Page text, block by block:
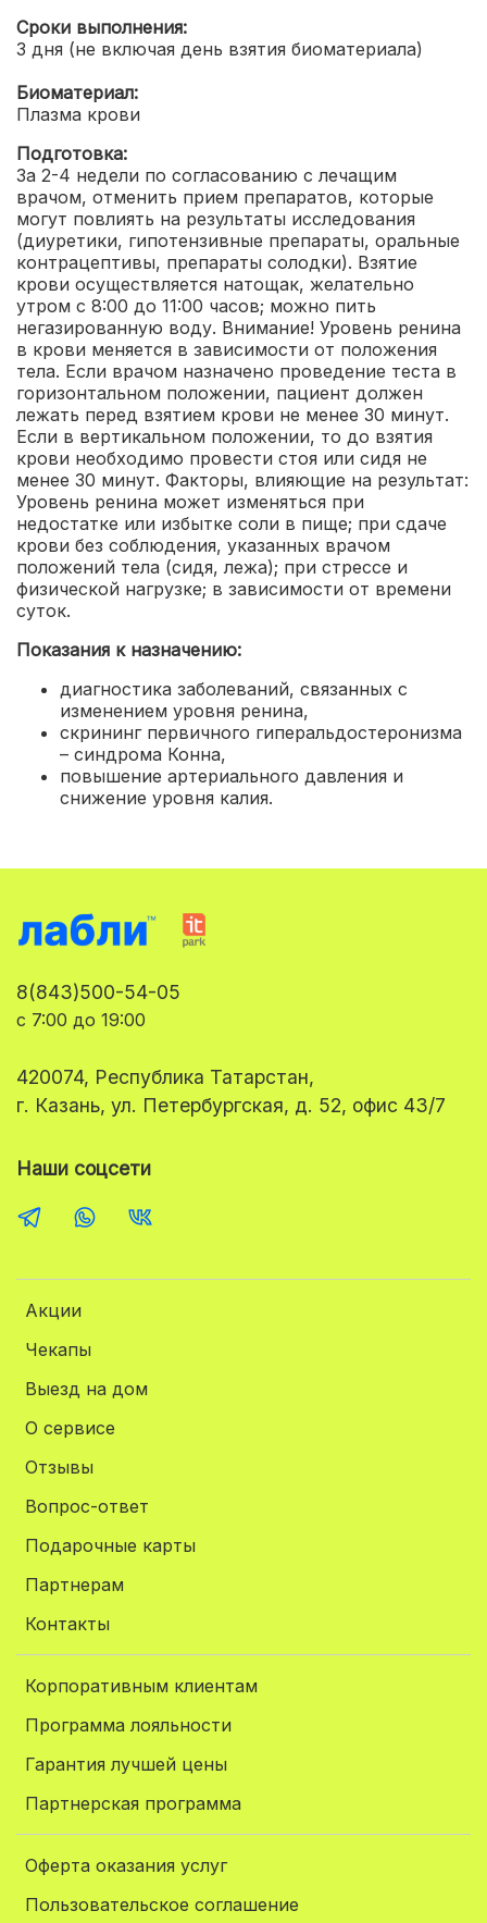
Сроки выполнения:
3 дня (не включая день взятия биоматериала)
Биоматериал:
Плазма крови
Подготовка:
За 2-4 недели по согласованию с лечащим
врачом, отменить прием препаратов, которые
могут повлиять на результаты исследования
(диуретики, гипотензивные препараты, оральные
контрацептивы, препараты солодки). Взятие
крови осуществляется натощак, желательно
утром с 8:00 до 11:00 часов; можно пить
негазированную воду. Внимание! Уровень ренина
в крови меняется в зависимости от положения
тела. Если врачом назначено проведение теста в
горизонтальном положении, пациент должен
лежать перед взятием крови не менее 30 минут.
Если в вертикальном положении, то до взятия
крови необходимо провести стоя или сидя не
менее 30 минут. Факторы, влияющие на результат:
Уровень ренина может изменяться при
недостатке или избытке соли в пище; при сдаче
крови без соблюдения, указанных врачом
положений тела (сидя, лежа); при стрессе и
физической нагрузке; в зависимости от времени
суток.
Показания к назначению:
диагностика заболеваний, связанных с
изменением уровня ренина,
скрининг первичного гиперальдостеронизма
– синдрома Конна,
повышение артериального давления и
снижение уровня калия.
Акции
Чекапы
Выезд на дом
О сервисе
Отзывы
Вопрос-ответ
Подарочные карты
Партнерам
Контакты
Корпоративным клиентам
Программа лояльности
Гарантия лучшей цены
Партнерская программа
Оферта оказания услуг
Пользовательское соглашение
8(843)500-54-05
с 7:00 до 19:00
420074, Республика Татарстан,
г. Казань, ул. Петербургская, д. 52, офис 43/7
Наши соцсети